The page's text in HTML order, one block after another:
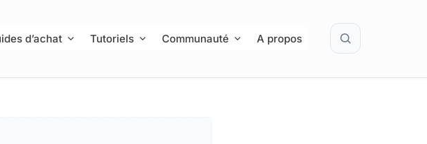
d’achat Tutoriels Communauté A propos Rechercher